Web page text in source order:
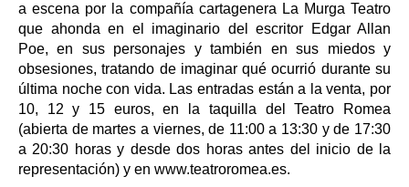
a escena por la compañía cartagenera La Murga Teatro
que ahonda en el imaginario del escritor Edgar Allan
Poe, en sus personajes y también en sus miedos y
obsesiones, tratando de imaginar qué ocurrió durante su
última noche con vida. Las entradas están a la venta, por
10, 12 y 15 euros, en la taquilla del Teatro Romea
(abierta de martes a viernes, de 11:00 a 13:30 y de 17:30
a 20:30 horas y desde dos horas antes del inicio de la
representación) y en www.teatroromea.es.